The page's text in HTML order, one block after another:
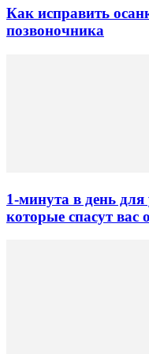
Как исправить
позвоночника
1-минута в день
которые спасут вас